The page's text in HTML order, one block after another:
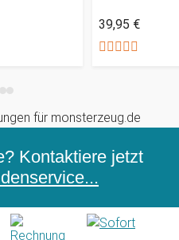
39,95 €
Kontaktiere jetzt